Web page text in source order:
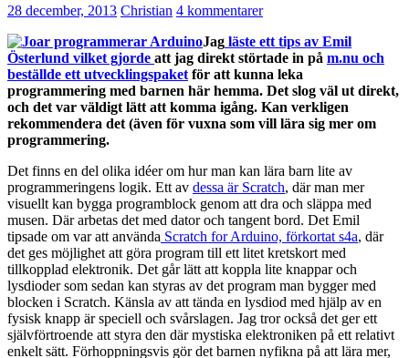
28 december, 2013 Christian 4 kommentarer
Jag läste ett tips av Emil
Österlund vilket gjorde att jag direkt störtade in på m.nu och
beställde ett utvecklingspaket för att kunna leka
programmering med barnen här hemma. Det slog väl ut direkt,
och det var väldigt lätt att komma igång. Kan verkligen
rekommendera det (även för vuxna som vill lära sig mer om
programmering.
Det finns en del olika idéer om hur man kan lära barn lite av
programmeringens logik. Ett av dessa är Scratch, där man mer
visuellt kan bygga programblock genom att dra och släppa med
musen. Där arbetas det med dator och tangent bord. Det Emil
tipsade om var att använda Scratch for Arduino, förkortat s4a, där
det ges möjlighet att göra program till ett litet kretskort med
tillkopplad elektronik. Det går lätt att koppla lite knappar och
lysdioder som sedan kan styras av det program man bygger med
blocken i Scratch. Känsla av att tända en lysdiod med hjälp av en
fysisk knapp är speciell och svårslagen. Jag tror också det ger ett
självförtroende att styra den där mystiska elektroniken på ett relativt
enkelt sätt. Förhoppningsvis gör det barnen nyfikna på att lära mer,